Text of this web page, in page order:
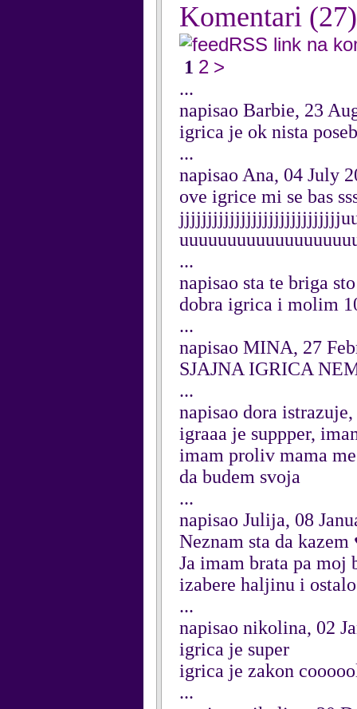
Komentari (27)
RSS link na
1 2 >
...
napisao Barbie, 23
igrica je ok nista
...
napisao Ana, 04 July
ove igrice mi se bas
...
napisao sta te briga
dobra igrica i molim
...
napisao MINA, 27
SJAJNA IGRICA
...
napisao dora
igraaa je suppper,
imam proliv mama
da budem svoja
...
napisao Julija, 08
Neznam sta da
Ja imam brata pa moj
izabere haljinu i
...
napisao nikolina, 02
igrica je super
igrica je zakon
...